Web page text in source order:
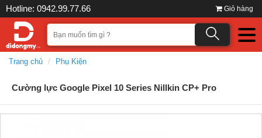
Hotline: 0942.99.77.66 Giỏ hàng
Trang chủ Phụ Kiện
Cường lực Google Pixel 10 Series Nillkin CP+ Pro